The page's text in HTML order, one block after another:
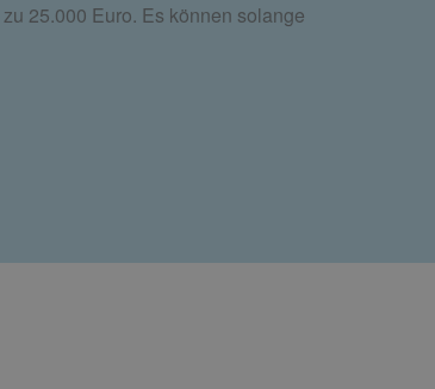
25.000 Euro. Es können solange